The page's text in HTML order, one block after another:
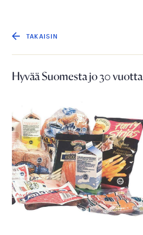
TAKAISIN
Hyvää Suomesta jo 30 vuotta